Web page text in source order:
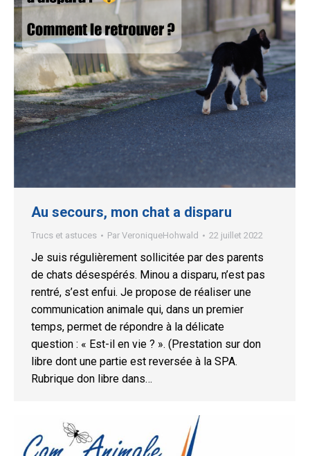
Au secours, mon chat a disparu
Trucs et astuces Par VeroniqueHohwald 22 juillet 2022
Je suis régulièrement sollicitée par des parents
de chats désespérés. Minou a disparu, n’est pas
rentré, s’est enfui. Je propose de réaliser une
communication animale qui, dans un premier
temps, permet de répondre à la délicate
question : « Est-il en vie ? ». (Prestation sur don
libre dont une partie est reversée à la SPA.
Rubrique don libre dans…